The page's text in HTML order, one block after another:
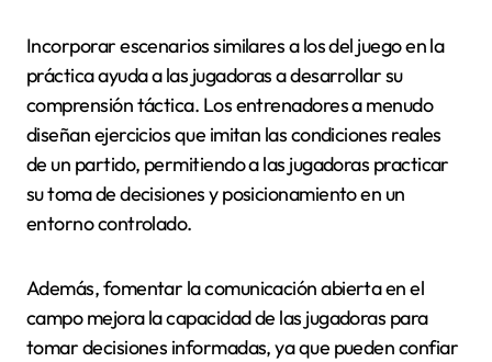
Incorporar escenarios similares a los del juego en la
práctica ayuda a las jugadoras a desarrollar su
comprensión táctica. Los entrenadores a menudo
diseñan ejercicios que imitan las condiciones reales
de un partido, permitiendo a las jugadoras practicar
su toma de decisiones y posicionamiento en un
entorno controlado.
Además, fomentar la comunicación abierta en el
campo mejora la capacidad de las jugadoras para
tomar decisiones informadas, ya que pueden confiar